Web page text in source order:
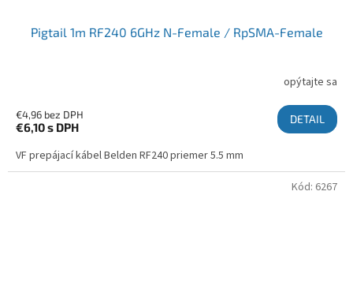
Pigtail 1m RF240 6GHz N-Female / RpSMA-Female
opýtajte sa
€4,96 bez DPH
€6,10s DPH
DETAIL
VF prepájací kábel Belden RF240 priemer 5.5 mm
Kód: 6267